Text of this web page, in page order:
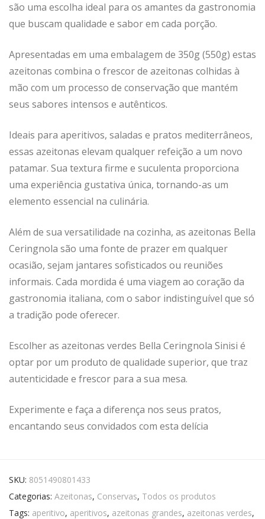
são uma escolha ideal para os amantes da gastronomia
que buscam qualidade e sabor em cada porção.
Apresentadas em uma embalagem de 350g (550g) estas
azeitonas combina o frescor de azeitonas colhidas à
mão com um processo de conservação que mantém
seus sabores intensos e autênticos.
Ideais para aperitivos, saladas e pratos mediterrâneos,
essas azeitonas elevam qualquer refeição a um novo
patamar. Sua textura firme e suculenta proporciona
uma experiência gustativa única, tornando-as um
elemento essencial na culinária.
Além de sua versatilidade na cozinha, as azeitonas Bella
Ceringnola são uma fonte de prazer em qualquer
ocasião, sejam jantares sofisticados ou reuniões
informais. Cada mordida é uma viagem ao coração da
gastronomia italiana, com o sabor indistinguível que só
a tradição pode oferecer.
Escolher as azeitonas verdes Bella Ceringnola Sinisi é
optar por um produto de qualidade superior, que traz
autenticidade e frescor para a sua mesa.
Experimente e faça a diferença nos seus pratos,
encantando seus convidados com esta delícia
SKU: 8051490801433
Categorias: Azeitonas, Conservas, Todos os produtos
Tags: aperitivo, aperitivos, azeitonas grandes, azeitonas verdes,